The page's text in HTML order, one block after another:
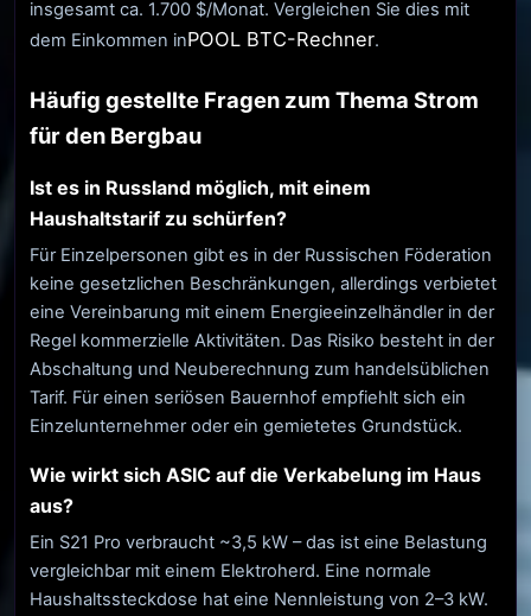
insgesamt ca. 1.700 $/Monat. Vergleichen Sie dies mit
dem Einkommen inPOOL BTC-Rechner.
Häufig gestellte Fragen zum Thema Strom
für den Bergbau
Ist es in Russland möglich, mit einem
Haushaltstarif zu schürfen?
Für Einzelpersonen gibt es in der Russischen Föderation
keine gesetzlichen Beschränkungen, allerdings verbietet
eine Vereinbarung mit einem Energieeinzelhändler in der
Regel kommerzielle Aktivitäten. Das Risiko besteht in der
Abschaltung und Neuberechnung zum handelsüblichen
Tarif. Für einen seriösen Bauernhof empfiehlt sich ein
Einzelunternehmer oder ein gemietetes Grundstück.
Wie wirkt sich ASIC auf die Verkabelung im Haus
aus?
Ein S21 Pro verbraucht ~3,5 kW – das ist eine Belastung
vergleichbar mit einem Elektroherd. Eine normale
Haushaltssteckdose hat eine Nennleistung von 2–3 kW.